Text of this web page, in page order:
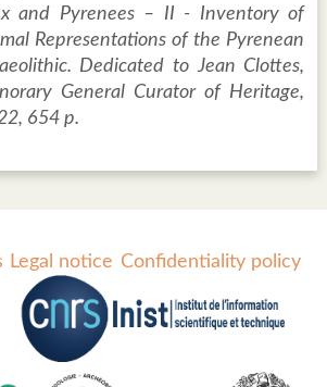
and Pyrenees – II - Inventory of
Representations of the Pyrenean
Dedicated to Jean Clottes,
General Curator of Heritage,
654 p.
Legal notice Confidentiality policy